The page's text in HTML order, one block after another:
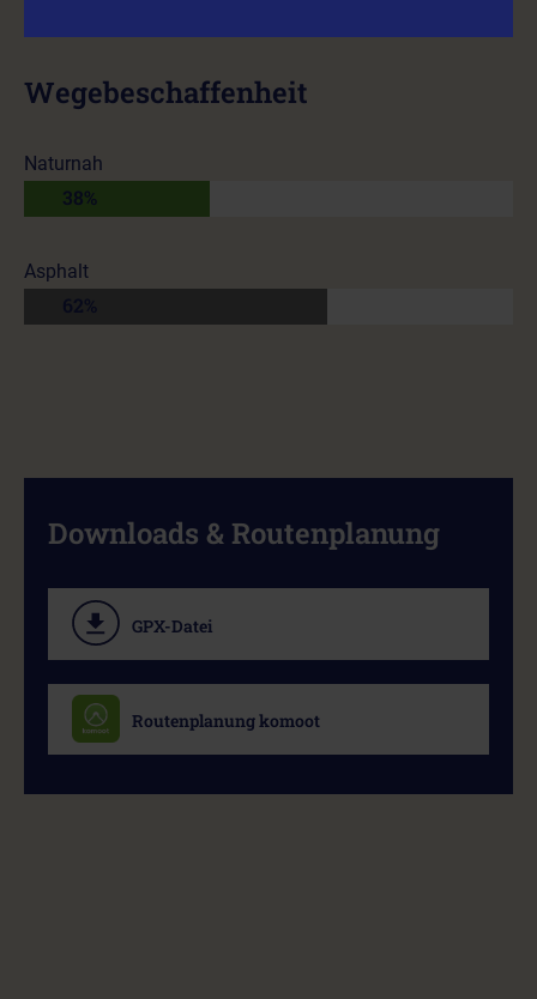
Wegebeschaffenheit
Naturnah
38%
Asphalt
Downloads & Routenplanung
GPX-Datei
Routenplanung komoot